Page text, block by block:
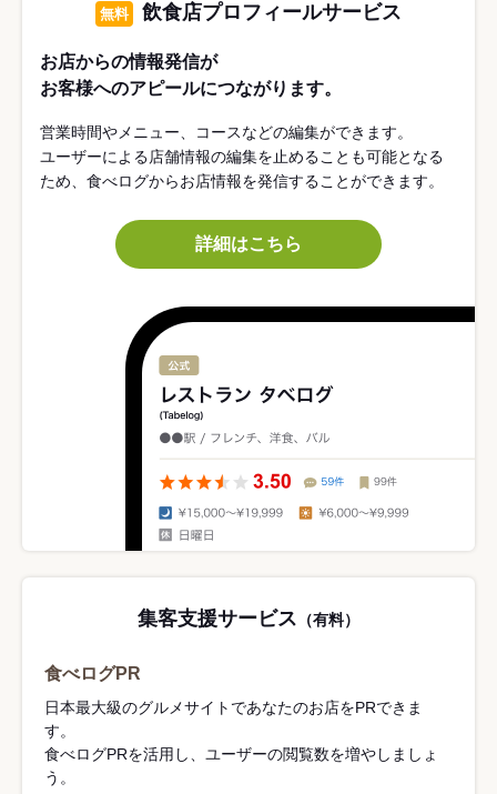
無料 飲食店プロフィールサービス
お店からの情報発信が
お客様へのアピールにつながります。
営業時間やメニュー、コースなどの編集ができます。
ユーザーによる店舗情報の編集を止めることも可能となる
ため、食べログからお店情報を発信することができます。
詳細はこちら
集客支援サービス （有料）
食べログPR
日本最大級のグルメサイトであなたのお店をPRできま
す。
食べログPRを活用し、ユーザーの閲覧数を増やしましょ
う。